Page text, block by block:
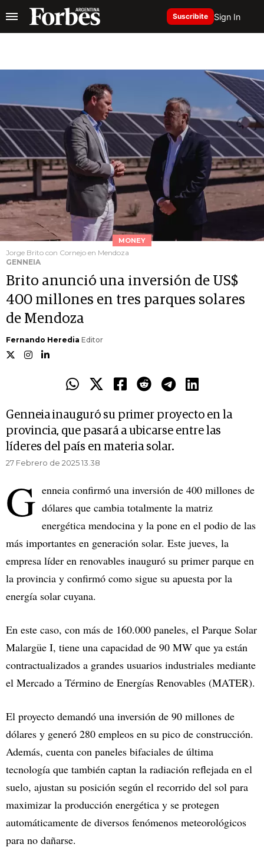
Suscribite Sign In
MONEY
Jorge Brito con Cornejo en Mendoza
GENNEIA
Brito anunció una inversión de US$
400 millones en tres parques solares
de Mendoza
Fernando Heredia Editor
Genneia inauguró su primer proyecto en la
provincia, que pasará a ubicarse entre las
líderes del país en materia solar.
27 Febrero de 2025 13.38
G enneia confirmó una inversión de 400 millones de
dólares que cambia totalmente la matriz
energética mendocina y la pone en el podio de las
más importantes en generación solar. Este jueves, la
empresa líder en renovables inauguró su primer parque en
la provincia y confirmó como sigue su apuesta por la
energía solar cuyana.
En este caso, con más de 160.000 paneles, el Parque Solar
Malargüe I, tiene una capacidad de 90 MW que ya están
contractualizados a grandes usuarios industriales mediante
el Mercado a Término de Energías Renovables (MATER).
El proyecto demandó una inversión de 90 millones de
dólares y generó 280 empleos en su pico de construcción.
Además, cuenta con paneles bifaciales de última
tecnología que también captan la radiación reflejada en el
suelo, ajustan su posición según el recorrido del sol para
maximizar la producción energética y se protegen
automáticamente de diversos fenómenos meteorológicos
para no dañarse.